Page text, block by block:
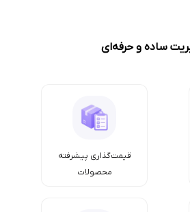
ساده و حرفه‌ای
قیمت‌گذاری پیشرفته
محصولات